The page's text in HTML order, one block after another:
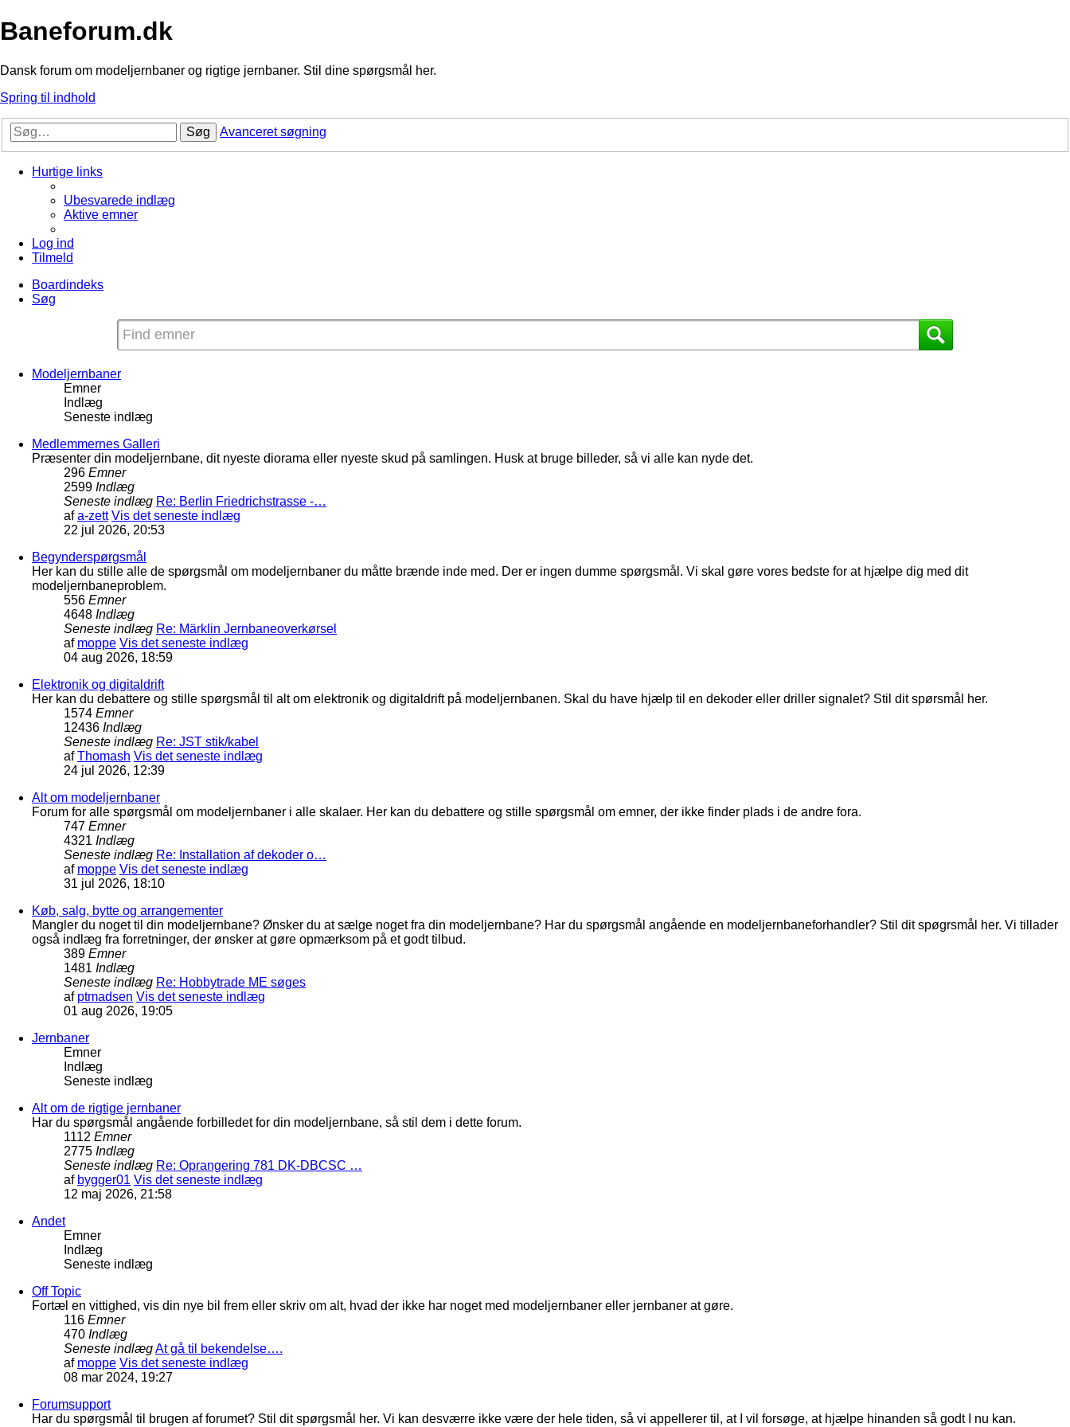
Baneforum.dk
Dansk forum om modeljernbaner og rigtige jernbaner. Stil dine spørgsmål her.
Spring til indhold
Søg Avanceret søgning
Hurtige links
Ubesvarede indlæg
Aktive emner
Log ind
Tilmeld
Boardindeks
Søg
Modeljernbaner
Emner
Indlæg
Seneste indlæg
Medlemmernes Galleri
Præsenter din modeljernbane, dit nyeste diorama eller nyeste skud på samlingen. Husk at bruge billeder, så vi alle kan nyde det.
296 Emner
2599 Indlæg
Seneste indlæg Re: Berlin Friedrichstrasse -…
afa-zett Vis det seneste indlæg
22 jul 2026, 20:53
Begynderspørgsmål
Her kan du stille alle de spørgsmål om modeljernbaner du måtte brænde inde med. Der er ingen dumme spørgsmål. Vi skal gøre vores bedste for at hjælpe dig med dit
modeljernbaneproblem.
556 Emner
4648 Indlæg
Seneste indlæg Re: Märklin Jernbaneoverkørsel
af moppe Vis det seneste indlæg
04 aug 2026, 18:59
Elektronik og digitaldrift
Her kan du debattere og stille spørgsmål til alt om elektronik og digitaldrift på modeljernbanen. Skal du have hjælp til en dekoder eller driller signalet? Stil dit spørsmål her.
1574 Emner
12436 Indlæg
Seneste indlæg Re: JST stik/kabel
afThomash Vis det seneste indlæg
24 jul 2026, 12:39
Alt om modeljernbaner
Forum for alle spørgsmål om modeljernbaner i alle skalaer. Her kan du debattere og stille spørgsmål om emner, der ikke finder plads i de andre fora.
747 Emner
4321 Indlæg
Seneste indlæg Re: Installation af dekoder o…
af moppe Vis det seneste indlæg
31 jul 2026, 18:10
Køb, salg, bytte og arrangementer
Mangler du noget til din modeljernbane? Ønsker du at sælge noget fra din modeljernbane? Har du spørgsmål angående en modeljernbaneforhandler? Stil dit spøgrsmål her. Vi tillader
også indlæg fra forretninger, der ønsker at gøre opmærksom på et godt tilbud.
389 Emner
1481 Indlæg
Seneste indlæg Re: Hobbytrade ME søges
af ptmadsen Vis det seneste indlæg
01 aug 2026, 19:05
Jernbaner
Emner
Indlæg
Seneste indlæg
Alt om de rigtige jernbaner
Har du spørgsmål angående forbilledet for din modeljernbane, så stil dem i dette forum.
1112 Emner
2775 Indlæg
Seneste indlæg Re: Oprangering 781 DK-DBCSC …
af bygger01 Vis det seneste indlæg
12 maj 2026, 21:58
Andet
Emner
Indlæg
Seneste indlæg
Off Topic
Fortæl en vittighed, vis din nye bil frem eller skriv om alt, hvad der ikke har noget med modeljernbaner eller jernbaner at gøre.
116 Emner
470 Indlæg
Seneste indlægAt gå til bekendelse….
af moppe Vis det seneste indlæg
08 mar 2024, 19:27
Forumsupport
Har du spørgsmål til brugen af forumet? Stil dit spørgsmål her. Vi kan desværre ikke være der hele tiden, så vi appellerer til, at I vil forsøge, at hjælpe hinanden så godt I nu kan.